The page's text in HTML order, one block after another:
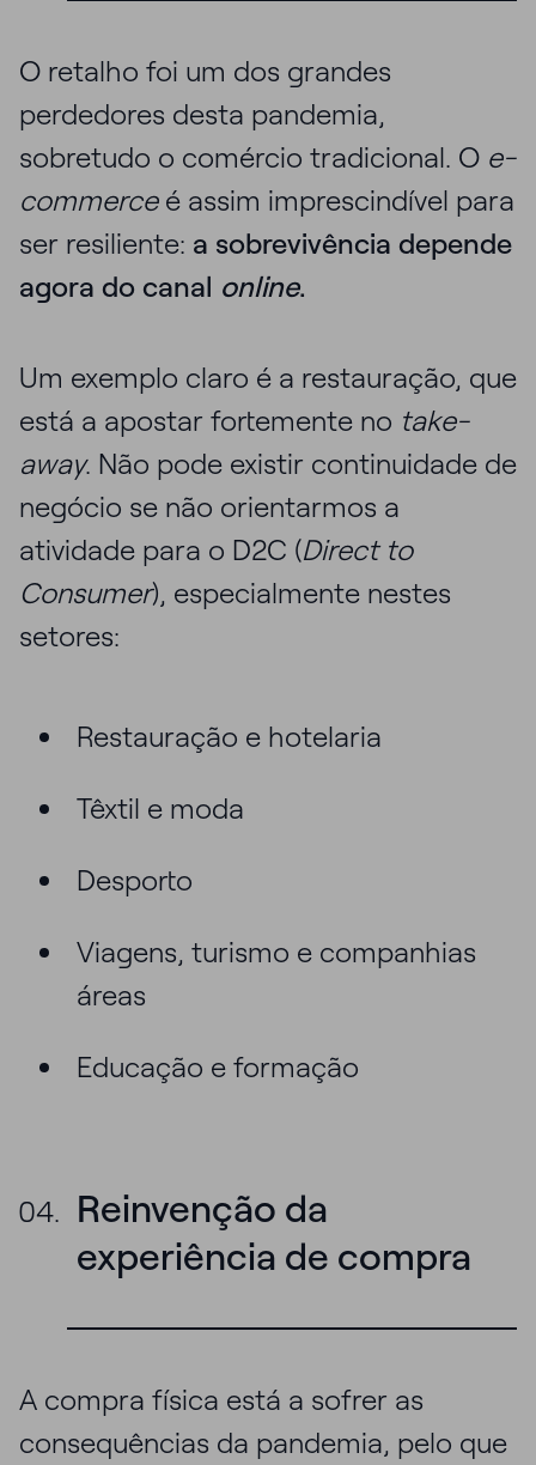
O retalho foi um dos grandes
perdedores desta pandemia,
sobretudo o comércio tradicional. O e-
commerceé assim imprescindível para
ser resiliente: a sobrevivência depende
agora do canal online.
Um exemplo claro é a restauração, que
está a apostar fortemente no take-
away. Não pode existir continuidade de
negócio se não orientarmos a
atividade para o D2C (Direct to
Consumer), especialmente nestes
setores:
Restauração e hotelaria
Têxtil e moda
Desporto
Viagens, turismo e companhias
áreas
Educação e formação
Reinvenção da
experiência de compra
A compra física está a sofrer as
consequências da pandemia, pelo que